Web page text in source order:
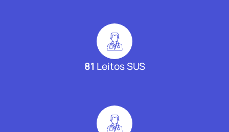
81 Leitos SUS